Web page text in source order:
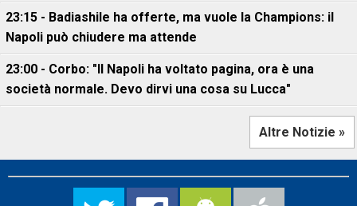
23:15 - Badiashile ha offerte, ma vuole la Champions: il
Napoli può chiudere ma attende
23:00 - Corbo: "Il Napoli ha voltato pagina, ora è una
società normale. Devo dirvi una cosa su Lucca"
Altre Notizie »